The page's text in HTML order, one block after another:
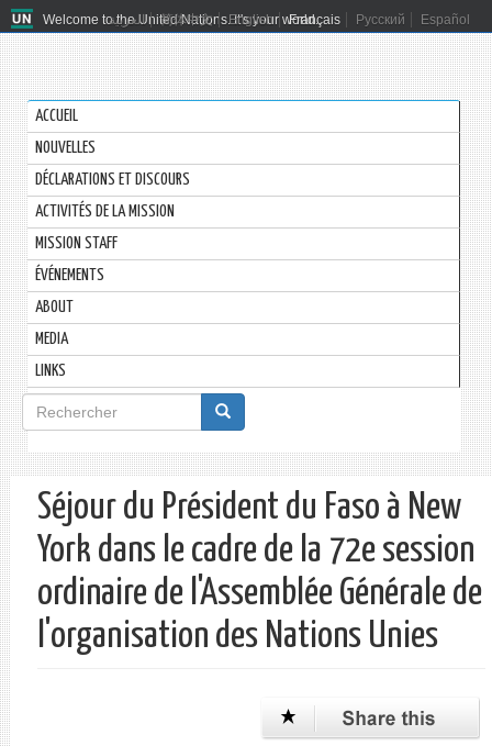
Welcome to the United Nations. It's your world.
العربية 简体中文 English Français Русский Español
ACCUEIL
NOUVELLES
DÉCLARATIONS ET DISCOURS
ACTIVITÉS DE LA MISSION
MISSION STAFF
ÉVÉNEMENTS
ABOUT
MEDIA
LINKS
Formulaire
de
recherche
Rechercher
Séjour du Président du Faso à New
York dans le cadre de la 72e session
ordinaire de l'Assemblée Générale de
l'organisation des Nations Unies